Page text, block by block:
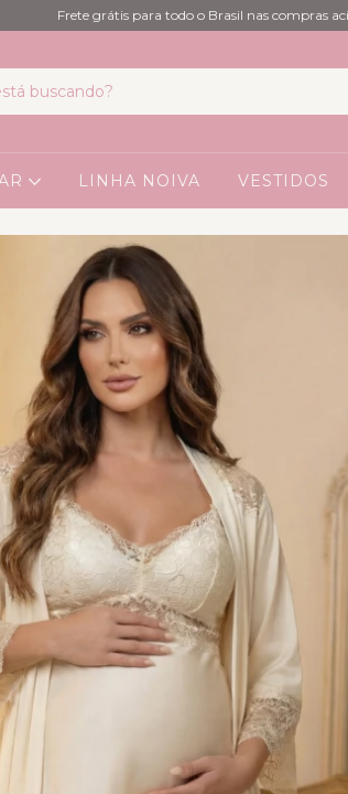
Frete grátis para todo o Brasil nas compras
LINHA NOIVA VESTIDOS